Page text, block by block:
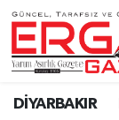
DİYARBAKIR
BİSMİL
BAĞLAR
ERGANİ
Ergani
Ergani